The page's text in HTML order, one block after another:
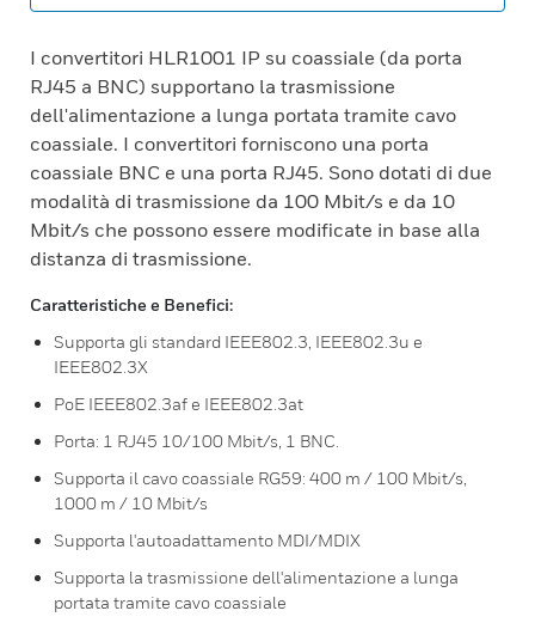
I convertitori HLR1001 IP su coassiale (da porta
RJ45 a BNC) supportano la trasmissione
dell'alimentazione a lunga portata tramite cavo
coassiale. I convertitori forniscono una porta
coassiale BNC e una porta RJ45. Sono dotati di due
modalità di trasmissione da 100 Mbit/s e da 10
Mbit/s che possono essere modificate in base alla
distanza di trasmissione.
Caratteristiche e Benefici:
Supporta gli standard IEEE802.3, IEEE802.3u e
IEEE802.3X
PoE IEEE802.3af e IEEE802.3at
Porta: 1 RJ45 10/100 Mbit/s, 1 BNC.
Supporta il cavo coassiale RG59: 400 m / 100 Mbit/s,
1000 m / 10 Mbit/s
Supporta l'autoadattamento MDI/MDIX
Supporta la trasmissione dell'alimentazione a lunga
portata tramite cavo coassiale